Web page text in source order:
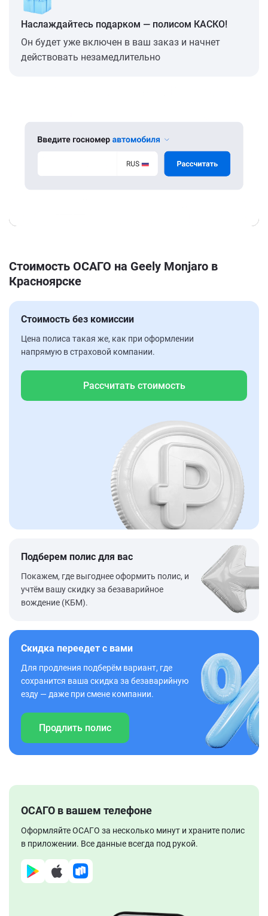
Наслаждайтесь подарком — полисом КАСКО!
Он будет уже включен в ваш заказ и начнет
действовать незамедлительно
Стоимость ОСАГО на Geely Monjaro в
Красноярске
Стоимость без комиссии
Цена полиса такая же, как при оформлении
напрямую в страховой компании.
Рассчитать стоимость
Подберем полис для вас
Покажем, где выгоднее оформить полис, и
учтём вашу скидку за безаварийное
вождение (КБМ).
Скидка переедет с вами
Для продления подберём вариант, где
сохранится ваша скидка за безаварийную
езду — даже при смене компании.
Продлить полис
ОСАГО в вашем телефоне
Оформляйте ОСАГО за несколько минут и храните полис
в приложении. Все данные всегда под рукой.